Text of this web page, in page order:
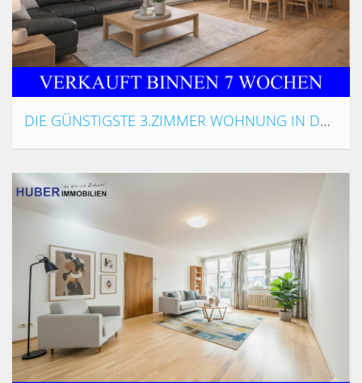
DIE GÜNSTIGSTE 3.ZIMMER WOHNUNG IN DER BEZIRKSSTADT!!!| AUSSICHT | SONNIG| TOP-BAD|KAMIN |934 EUR ALL IN